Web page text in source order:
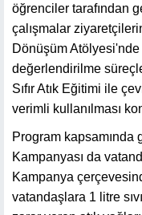
öğrenciler tarafından
çalışmalar
Dönüşüm
değerlendirilme
Sıfır Atık Eğitimi ile
verimli kullanılması
Program kapsamında
Kampanyası da
Kampanya
vatandaşlara 1 litre